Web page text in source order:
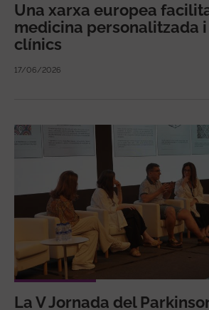
Una xarxa europea
medicina personalitzada i
clínics
17/06/2026
La V Jornada del